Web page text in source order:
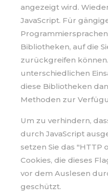
angezeigt wird.
JavaScript. Für
Bibliotheken, auf die
zurückgreifen
unterschiedlichen
diese Bibliotheken
Methoden zur
Um zu verhindern,
durch JavaScript
setzen Sie das "HTTP
Cookies, die dieses
vor dem Auslesen
geschützt.